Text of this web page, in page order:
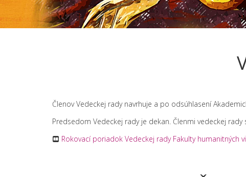
Členov Vedeckej rady navrhuje a po odsúhlasení
Predsedom Vedeckej rady je dekan. Členmi vedeckej
Rokovací poriadok Vedeckej rady Fakulty humanitných